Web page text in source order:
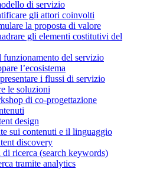
di servizio
gli attori coinvolti
la proposta di valore
gli elementi costitutivi del
funzionamento del servizio
l’ecosistema
i flussi di servizio
le soluzioni
di co-progettazione
design
sui contenuti e il linguaggio
discovery
ricerca (search keywords)
tramite analytics